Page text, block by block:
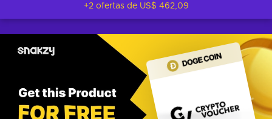
+2 ofertas de US$ 462,09